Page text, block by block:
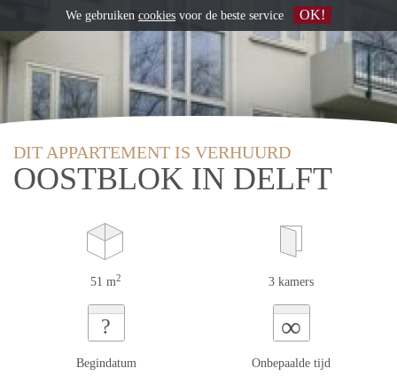
DIT APPARTEMENT IS VERHUURD
OOSTBLOK IN DELFT
51 m2 3 kamers
?
Begindatum
∞
Onbepaalde tijd
We gebruiken cookies voor de beste service OK!